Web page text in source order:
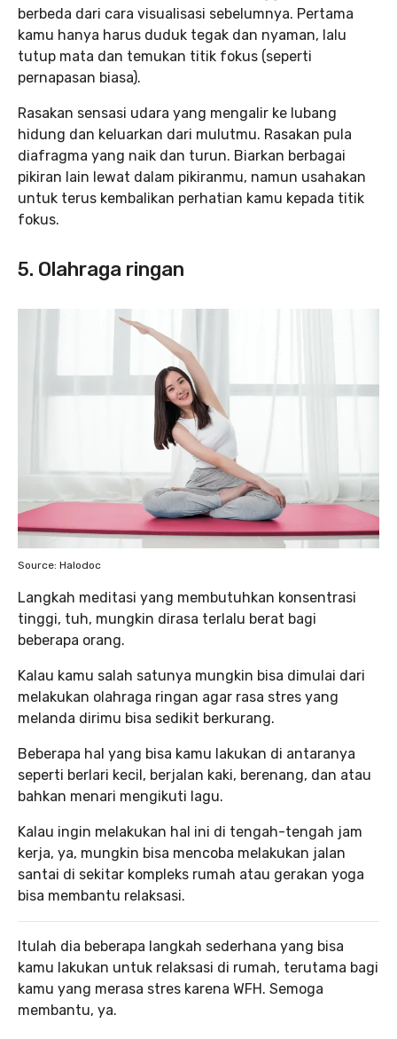
berbeda dari cara visualisasi sebelumnya. Pertama
kamu hanya harus duduk tegak dan nyaman, lalu
tutup mata dan temukan titik fokus (seperti
pernapasan biasa).
Rasakan sensasi udara yang mengalir ke lubang
hidung dan keluarkan dari mulutmu. Rasakan pula
diafragma yang naik dan turun. Biarkan berbagai
pikiran lain lewat dalam pikiranmu, namun usahakan
untuk terus kembalikan perhatian kamu kepada titik
fokus.
5. Olahraga ringan
Source: Halodoc
Langkah meditasi yang membutuhkan konsentrasi
tinggi, tuh, mungkin dirasa terlalu berat bagi
beberapa orang.
Kalau kamu salah satunya mungkin bisa dimulai dari
melakukan olahraga ringan agar rasa stres yang
melanda dirimu bisa sedikit berkurang.
Beberapa hal yang bisa kamu lakukan di antaranya
seperti berlari kecil, berjalan kaki, berenang, dan atau
bahkan menari mengikuti lagu.
Kalau ingin melakukan hal ini di tengah-tengah jam
kerja, ya, mungkin bisa mencoba melakukan jalan
santai di sekitar kompleks rumah atau gerakan yoga
bisa membantu relaksasi.
Itulah dia beberapa langkah sederhana yang bisa
kamu lakukan untuk relaksasi di rumah, terutama bagi
kamu yang merasa stres karena WFH. Semoga
membantu, ya.